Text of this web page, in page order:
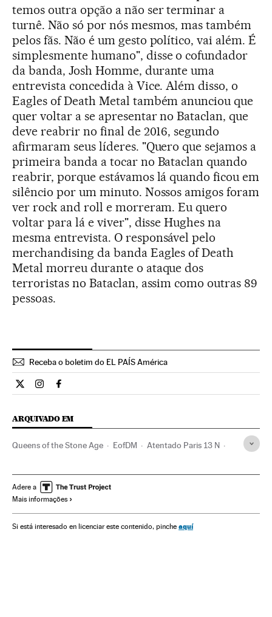
temos outra opção a não ser terminar a
turnê. Não só por nós mesmos, mas também
pelos fãs. Não é um gesto político, vai além. É
simplesmente humano", disse o cofundador
da banda, Josh Homme, durante uma
entrevista concedida à Vice. Além disso, o
Eagles of Death Metal também anunciou que
quer voltar a se apresentar no Bataclan, que
deve reabrir no final de 2016, segundo
afirmaram seus líderes. "Quero que sejamos a
primeira banda a tocar no Bataclan quando
reabrir, porque estávamos lá quando ficou em
silêncio por um minuto. Nossos amigos foram
ver rock and roll e morreram. Eu quero
voltar para lá e viver", disse Hughes na
mesma entrevista. O responsável pelo
merchandising da banda Eagles of Death
Metal morreu durante o ataque dos
terroristas no Bataclan, assim como outras 89
pessoas.
Receba o boletim do EL PAÍS América
Internacional El País Brasil en Twitter
Internacional El País Brasil en Instagram
Internacional El País Brasil en Facebook
ARQUIVADO EM
Queens of the Stone Age EofDM Atentado Paris 13 N
Tiroteios Stade de France
Conflito Sunitas e Xiitas
Incidentes França terrorismo islâmico Islã
Adere a
Mais informações
Si está interesado en licenciar este contenido, pinche aquí